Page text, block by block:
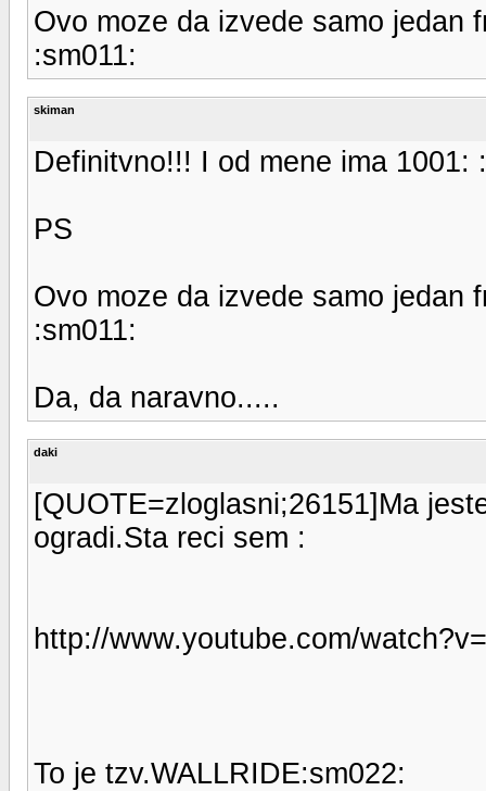
Ovo moze da izvede samo jedan
:sm011:
skiman
Definitvno!!! I od mene ima 1001:
PS
Ovo moze da izvede samo jedan
:sm011:
Da, da naravno.....
daki
[QUOTE=zloglasni;26151]Ma
ogradi.Sta reci sem :
http://www.youtube.com/
To je tzv.WALLRIDE:sm022: